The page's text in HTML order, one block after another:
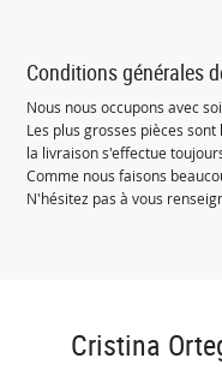
Conditions générales
Nous nous occupons avec
Les plus grosses pièces
la livraison s'effectue
Comme nous faisons
N'hésitez pas à vous
Cristina